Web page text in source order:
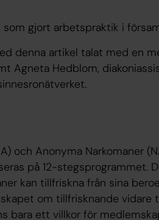
som gjort arbetspraktik i
denna artikel talat med en
Agneta Hedblom,
och Anonyma Narkomaner
på 12-stegsprogrammet.
kan tillfriskna från sina
om tillfrisknande vidare
bara ett villkor för